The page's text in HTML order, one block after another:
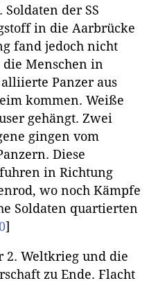
der SS
in die Aarbrücke
fand jedoch nicht
die Menschen in
Panzer aus
kommen. Weiße
gehängt. Zwei
gingen vom
Diese
in Richtung
wo noch Kämpfe
Soldaten quartierten
]
2. Weltkrieg und die
zu Ende. Flacht